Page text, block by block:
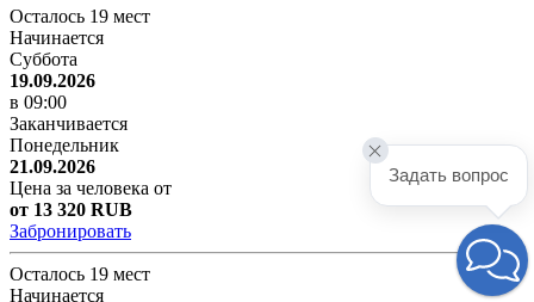
Осталось 19 мест
Начинается
Суббота
19.09.2026
в 09:00
Заканчивается
Понедельник
21.09.2026
Цена за человека от
от 13 320 RUB
Забронировать
Осталось 19 мест
Начинается
Задать вопрос